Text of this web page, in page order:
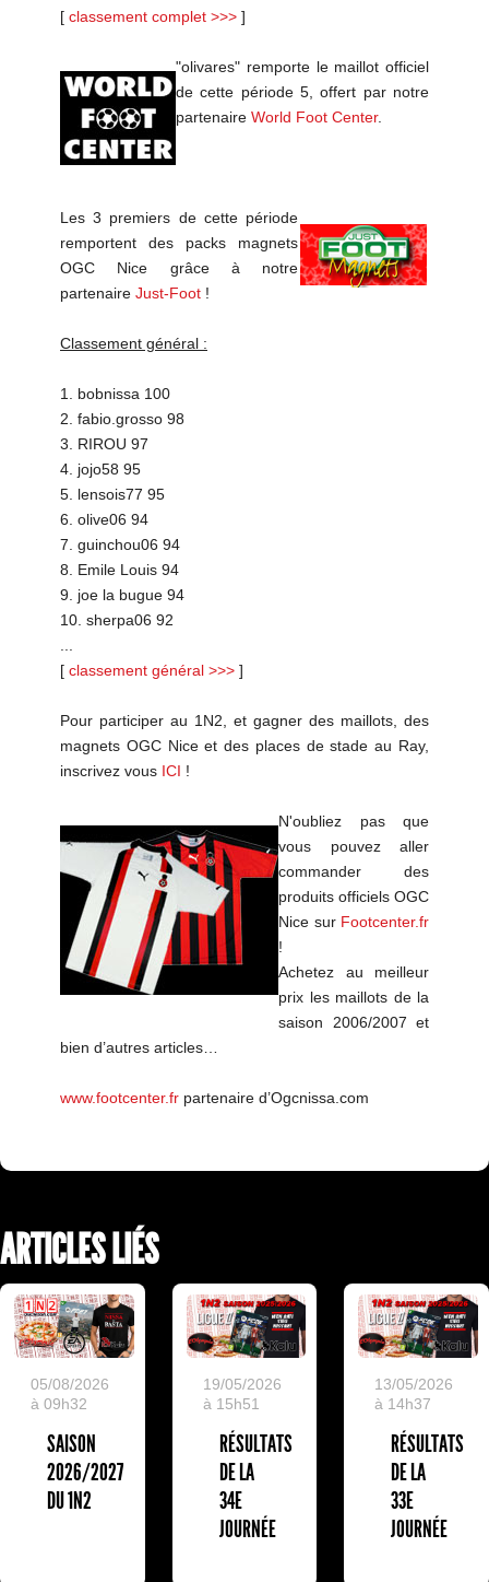
[ classement complet >>> ]
"olivares" remporte le maillot officiel
de cette période 5, offert par notre
partenaire World Foot Center.
Les 3 premiers de cette période
remportent des packs magnets
OGC Nice grâce à notre
partenaire Just-Foot !
Classement général :
1. bobnissa 100
2. fabio.grosso 98
3. RIROU 97
4. jojo58 95
5. lensois77 95
6. olive06 94
7. guinchou06 94
8. Emile Louis 94
9. joe la bugue 94
10. sherpa06 92
[ classement général >>> ]
Pour participer au 1N2, et gagner des maillots, des
magnets OGC Nice et des places de stade au Ray,
inscrivez vous ICI !
N'oubliez pas que
vous pouvez aller
commander des
produits officiels OGC
Nice sur Footcenter.fr
!
Achetez au meilleur
prix les maillots de la
saison 2006/2007 et
bien d’autres articles…
www.footcenter.fr partenaire d’Ogcnissa.com
ARTICLES LIÉS
05/08/2026
à 09h32
SAISON
2026/2027
DU 1N2
19/05/2026
à 15h51
RÉSULTATS
DE LA
34E
JOURNÉE
13/05/2026
à 14h37
RÉSULTATS
DE LA
33E
JOURNÉE